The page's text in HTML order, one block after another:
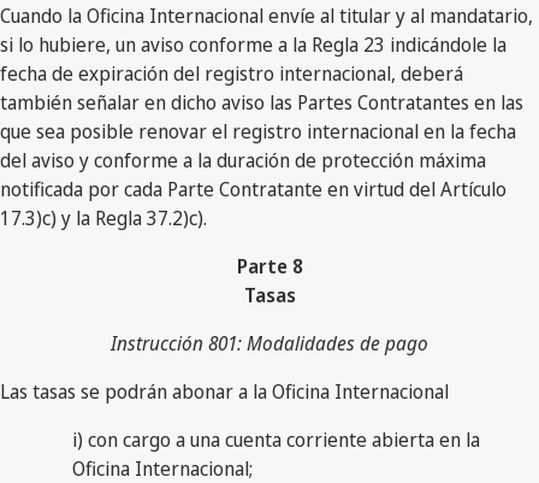
Cuando la Oficina Internacional envíe al titular y al mandatario,
si lo hubiere, un aviso conforme a la Regla 23 indicándole la
fecha de expiración del registro internacional, deberá
también señalar en dicho aviso las Partes Contratantes en las
que sea posible renovar el registro internacional en la fecha
del aviso y conforme a la duración de protección máxima
notificada por cada Parte Contratante en virtud del Artículo
17.3)c) y la Regla 37.2)c).
Parte 8
Tasas
Instrucción 801: Modalidades de pago
Las tasas se podrán abonar a la Oficina Internacional
i) con cargo a una cuenta corriente abierta en la
Oficina Internacional;